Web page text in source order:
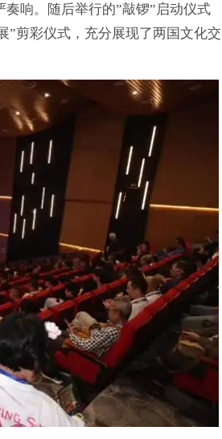
响。随后举行的”敲锣”启动仪式
”剪彩仪式，充分展现了两国文化交